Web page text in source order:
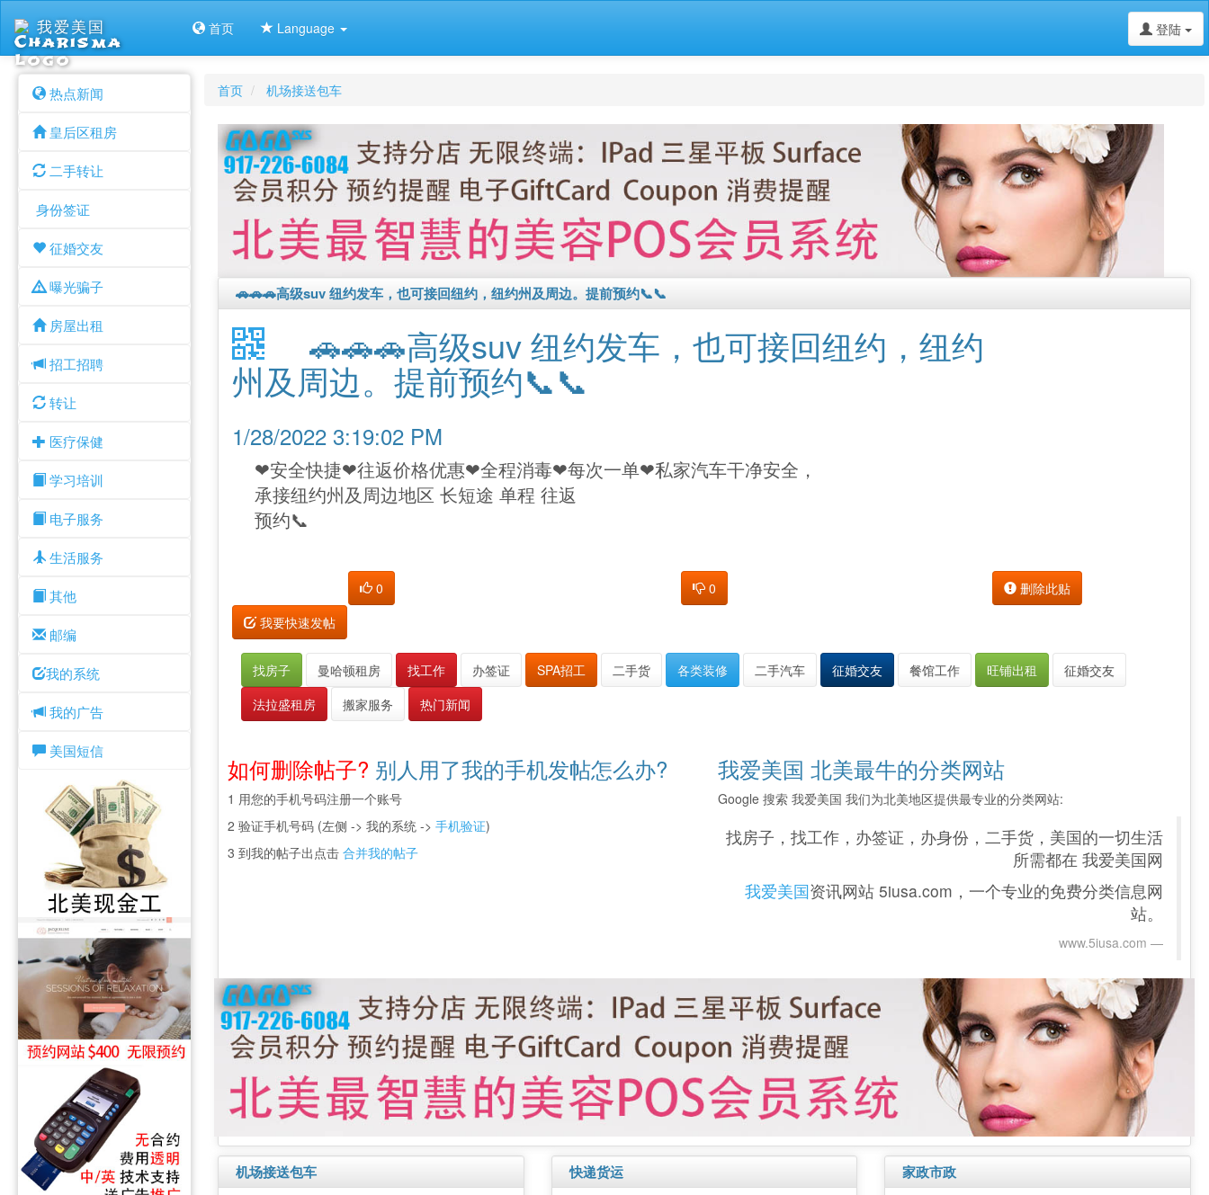
我爱美国 登陆
首页 Language
热点新闻
皇后区租房
二手转让
身份签证
征婚交友
曝光骗子
房屋出租
招工招聘
转让
医疗保健
学习培训
电子服务
生活服务
其他
邮编
我的系统
我的广告
美国短信
首页 机场接送包车
🚗🚗🚗高级suv 纽约发车，也可接回纽约，纽约州及周边。提前预约📞📞
🚗🚗🚗高级suv 纽约发车，也可接回纽约，纽约
州及周边。提前预约📞📞
1/28/2022 3:19:02 PM
❤安全快捷❤往返价格优惠❤全程消毒❤每次一单❤私家汽车干净安全，
承接纽约州及周边地区 长短途 单程 往返
预约📞
0 0
删除此贴
我要快速发帖
找房子 曼哈顿租房 找工作 办签证 SPA招工 二手货 各类装修 二手汽车 征婚交友 餐馆工作 旺铺出租
征婚交友
法拉盛租房
搬家服务 热门新闻
如何删除帖子? 别人用了我的手机发帖怎么办?
1 用您的手机号码注册一个账号
2 验证手机号码 (左侧 -> 我的系统 ->手机验证)
3 到我的帖子出点击合并我的帖子
我爱美国 北美最牛的分类网站
Google 搜索 我爱美国 我们为北美地区提供最专业的分类网站:
找房子，找工作，办签证，办身份，二手货，美国的一切生活
所需都在 我爱美国网
我爱美国资讯网站 5iusa.com，一个专业的免费分类信息网
站。
www.5iusa.com‎
机场接送包车 快递货运 家政市政